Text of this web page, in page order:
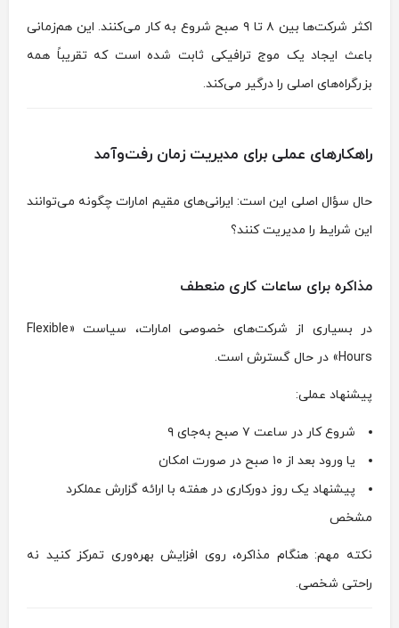
اکثر شرکت‌ها بین ۸ تا ۹ صبح شروع به کار می‌کنند. این هم‌زمانی
باعث ایجاد یک موج ترافیکی ثابت شده است که تقریباً همه
بزرگراه‌های اصلی را درگیر می‌کند.
راهکارهای عملی برای مدیریت زمان رفت‌وآمد
حال سؤال اصلی این است: ایرانی‌های مقیم امارات چگونه می‌توانند
این شرایط را مدیریت کنند؟
مذاکره برای ساعات کاری منعطف
در بسیاری از شرکت‌های خصوصی امارات، سیاست «Flexible
Hours» در حال گسترش است.
پیشنهاد عملی:
شروع کار در ساعت ۷ صبح به‌جای ۹
یا ورود بعد از ۱۰ صبح در صورت امکان
پیشنهاد یک روز دورکاری در هفته با ارائه گزارش عملکرد
مشخص
نکته مهم: هنگام مذاکره، روی افزایش بهره‌وری تمرکز کنید نه
راحتی شخصی.